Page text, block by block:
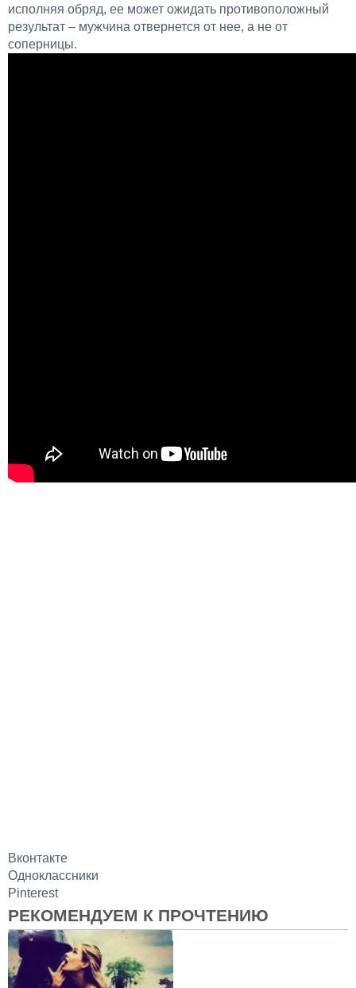
исполняя обряд, ее может ожидать противоположный
результат – мужчина отвернется от нее, а не от
соперницы.
Вконтакте
Одноклассники
Pinterest
РЕКОМЕНДУЕМ К ПРОЧТЕНИЮ